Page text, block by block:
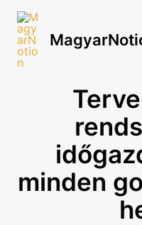
Skip
content
minden